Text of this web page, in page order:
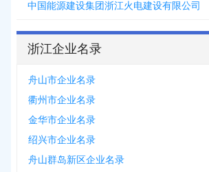
中国能源建设集团浙江火电建设有限公司
浙江企业名录
舟山市企业名录
衢州市企业名录
金华市企业名录
绍兴市企业名录
舟山群岛新区企业名录